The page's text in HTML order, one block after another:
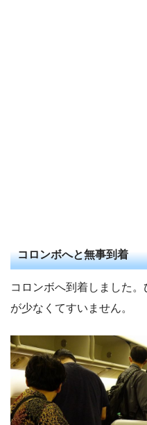
コロンボへと無事到着
コロンボへ到着しました
が少なくてすいません。